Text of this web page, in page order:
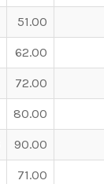
51.00
62.00
72.00
80.00
90.00
71.00